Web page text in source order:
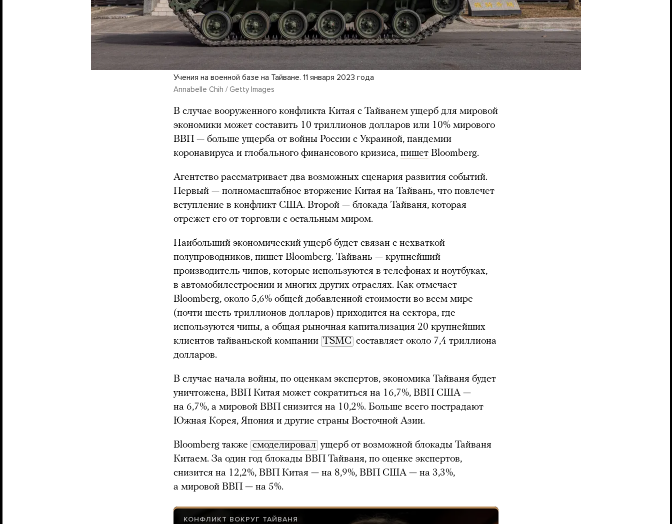
Учения на военной базе на Тайване. 11 января 2023 года
Annabelle Chih / Getty Images
В случае вооруженного конфликта Китая с Тайванем ущерб для мировой
экономики может составить 10 триллионов долларов или 10% мирового
ВВП — больше ущерба от войны России с Украиной, пандемии
коронавируса и глобального финансового кризиса, пишет Bloomberg.
Агентство рассматривает два возможных сценария развития событий.
Первый — полномасштабное вторжение Китая на Тайвань, что повлечет
вступление в конфликт США. Второй — блокада Тайваня, которая
отрежет его от торговли с остальным миром.
Наибольший экономический ущерб будет связан с нехваткой
полупроводников, пишет Bloomberg. Тайвань — крупнейший
производитель чипов, которые используются в телефонах и ноутбуках,
в автомобилестроении и многих других отраслях. Как отмечает
Bloomberg, около 5,6% общей добавленной стоимости во всем мире
(почти шесть триллионов долларов) приходится на сектора, где
используются чипы, а общая рыночная капитализация 20 крупнейших
клиентов тайваньской компании TSMC составляет около 7,4 триллиона
долларов.
В случае начала войны, по оценкам экспертов, экономика Тайваня будет
уничтожена, ВВП Китая может сократиться на 16,7%, ВВП США —
на 6,7%, а мировой ВВП снизится на 10,2%. Больше всего пострадают
Южная Корея, Япония и другие страны Восточной Азии.
Bloomberg также смоделировал ущерб от возможной блокады Тайваня
Китаем. За один год блокады ВВП Тайваня, по оценке экспертов,
снизится на 12,2%, ВВП Китая — на 8,9%, ВВП США — на 3,3%,
а мировой ВВП — на 5%.
КОНФЛИКТ ВОКРУГ ТАЙВАНЯ